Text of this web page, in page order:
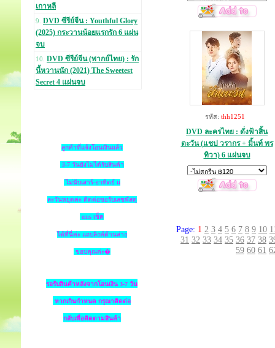
เกาหลี
9. DVD ซีรีย์จีน : Youthful Glory
(2025) กระวานน้อยแรกรัก 6 แผ่น
จบ
10. DVD ซีรีย์จีน (พากย์ไทย) : รัก
นี้หวานนัก (2021) The Sweetest
Secret 4 แผ่นจบ
ลูกค้าที่แจ้งโอนเงินแล้ว
3-7 วันยังไม่ได้รับสินค้า
ไม่นับเสาร์-อาทิตย์ แ
ละวันหยุดค่ะ ติดต่อขอรับเลขพัสดุ
ems เช็ค
ได้ที่นี่ค่ะ แถบลิงค์ด้านล่าง
ขอบคุณค่ะ�
รอรับสินค้าหลังจากโอนเงิน 3-7 วัน
หากเกินกำหนด กรุณาติดต่อ
กลับเพื่อติดตามสินค้า
รหัส: thh1251
DVD ละครไทย : ดั่งฟ้าสิ้น
ตะวัน (แชป วรากร + มิ้นท์ พร
ทิวา) 6 แผ่นจบ
Page: 1 2 3 4 5 6 7 8 9 10
31 32 33 34 35 36 37 38
59 60 61